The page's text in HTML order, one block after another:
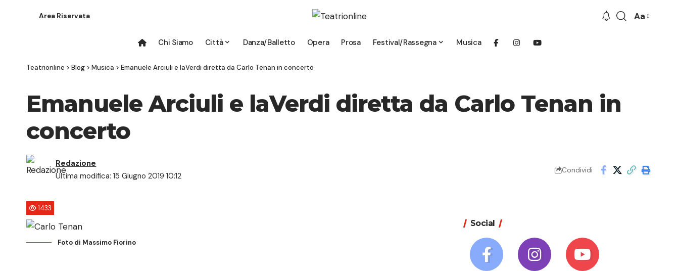
Area Riservata
Font
Aa
Chi Siamo Città Danza/Balletto Opera Prosa Festival/Rassegna Musica
Teatrionline > Blog > Musica > Emanuele Arciuli e laVerdi diretta da Carlo Tenan in concerto
Emanuele Arciuli e laVerdi diretta da Carlo Tenan in
concerto
Ultima modifica: 15 Giugno 2019 10:12
Redazione
Condividi
1433
Foto di Massimo Fiorino
Social